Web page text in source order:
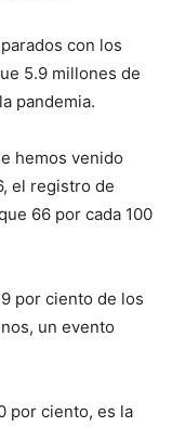
con los
5.9 millones de
pandemia.
hemos venido
el registro de
66 por cada 100
por ciento de los
un evento
por ciento, es la